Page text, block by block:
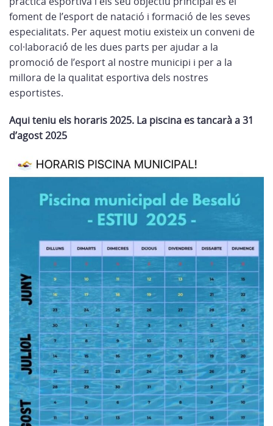
foment de l’esport de natació i formació de les seves
especialitats. Per aquest motiu existeix un conveni de
col·laboració́ de les dues parts per ajudar a la
promoció́ de l’esport al nostre municipi i per a la
millora de la qualitat esportiva dels nostres
esportistes.
Aqui teniu els horaris 2025. La piscina es tancarà a 31
d’agost 2025